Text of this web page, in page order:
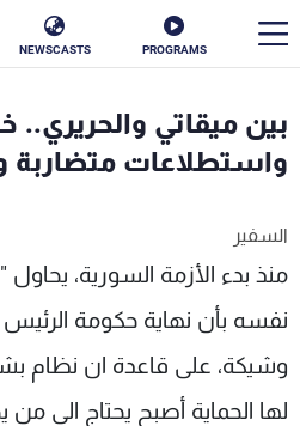
PROGRAMS
NEWSCASTS
بين ميقاتي والحريري..
واستطلاعات متضاربة
السفير
منذ بدء الأزمة السورية، يحاول
نفسه بأن نهاية حكومة
وشيكة، على قاعدة ان نظام
لها الحماية أصبح يحتاج الى من
الأخبار
إقتصاد
منوعات
كأس العالم